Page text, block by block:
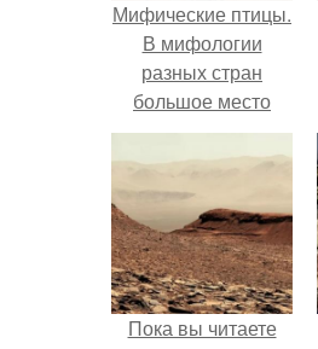
Мифические птицы.
В мифологии
разных стран
большое место
занимают образы
птиц.
Пока вы читаете